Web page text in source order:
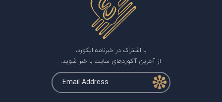
با اشتراک در خبرنامه ایکورد،
از آخرین آکوردهای سایت با خبر شوید.